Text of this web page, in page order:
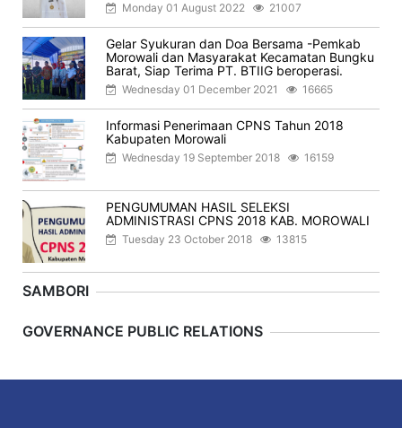
Monday 01 August 2022 21007
Gelar Syukuran dan Doa Bersama -Pemkab
Morowali dan Masyarakat Kecamatan Bungku
Barat, Siap Terima PT. BTIIG beroperasi.
Wednesday 01 December 2021 16665
Informasi Penerimaan CPNS Tahun 2018
Kabupaten Morowali
Wednesday 19 September 2018 16159
PENGUMUMAN HASIL SELEKSI
ADMINISTRASI CPNS 2018 KAB. MOROWALI
Tuesday 23 October 2018 13815
SAMBORI
Previous
GOVERNANCE PUBLIC RELATIONS